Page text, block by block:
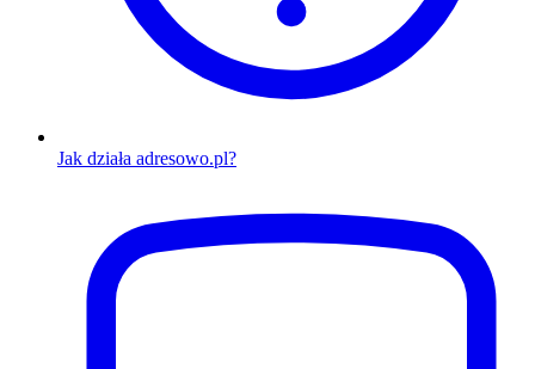
Jak działa adresowo.pl?